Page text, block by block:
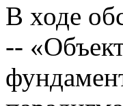
В ходе
--